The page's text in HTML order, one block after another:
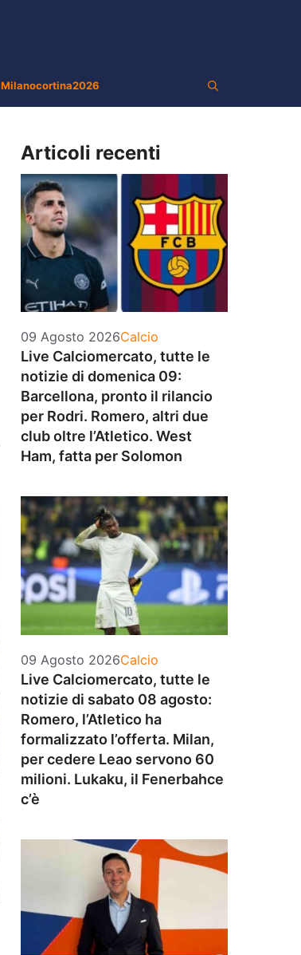
Milanocortina2026
Articoli recenti
09 Agosto 2026Categorie
Calcio
Live Calciomercato, tutte le
notizie di domenica 09:
Barcellona, pronto il rilancio
per Rodri. Romero, altri due
club oltre l’Atletico. West
Ham, fatta per Solomon
09 Agosto 2026Categorie
Calcio
Live Calciomercato, tutte le
notizie di sabato 08 agosto:
Romero, l’Atletico ha
formalizzato l’offerta. Milan,
per cedere Leao servono 60
milioni. Lukaku, il Fenerbahce
c’è